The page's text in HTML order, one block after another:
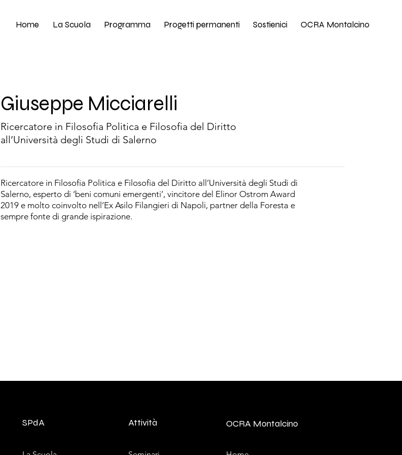
Home La Scuola Programma Progetti permanenti Sostienici OCRA Montalcino
Giuseppe Micciarelli
Ricercatore in Filosofia Politica e Filosofia del Diritto
all’Università degli Studi di Salerno
Ricercatore in Filosofia Politica e Filosofia del Diritto all’Università degli Studi di
Salerno, esperto di ‘beni comuni emergenti’, vincitore del Elinor Ostrom Award
2019 e molto coinvolto nell’Ex Asilo Filangieri di Napoli, partner della Foresta e
sempre fonte di grande ispirazione.
SPdA Attività OCRA Montalcino